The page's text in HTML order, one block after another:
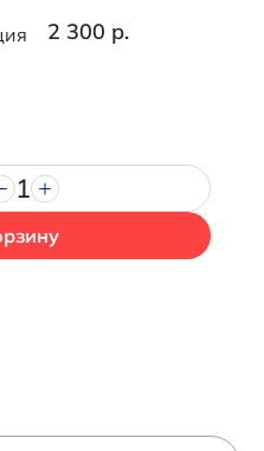
2 300 р.
1